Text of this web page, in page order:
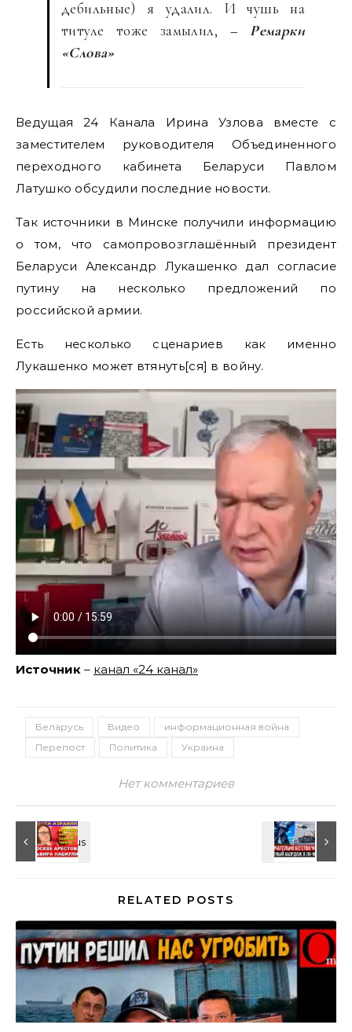
дебильные) я удалил. И чушь на
титуле тоже замылил, – Ремарки
«Слова»
Ведущая 24 Канала Ирина Узлова ‪вместе с
заместителем руководителя Объединенного
переходного кабинета Беларуси Павлом
Латушко обсудили последние новости.
Так источники в Минске получили информацию
о том, что самопровозглашённый президент
Беларуси Александр Лукашенко дал согласие
путину на несколько предложений по
российской армии.
Есть несколько сценариев как именно
Лукашенко может втянуть[ся] в войну.
Источник – канал «24 канал»
Беларусь Видео
информационная война
Перепост
Политика Украина
Нет комментариев
RELATED POSTS